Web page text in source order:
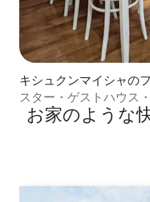
キシュクンマイシャの
スター・ゲストハウス
お家のような